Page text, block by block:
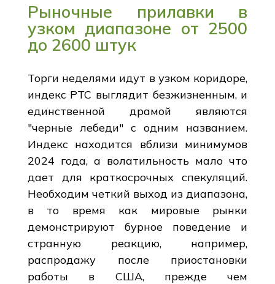
Рыночные прилавки в
узком диапазоне от 2500
до 2600 штук
Торги неделями идут в узком коридоре,
индекс РТС выглядит безжизненным, и
единственной драмой являются
"черные лебеди" с одним названием.
Индекс находится вблизи минимумов
2024 года, а волатильность мало что
дает для краткосрочных спекуляций.
Необходим четкий выход из диапазона,
в то время как мировые рынки
демонстрируют бурное поведение и
странную реакцию, например,
распродажу после приостановки
работы в США, прежде чем